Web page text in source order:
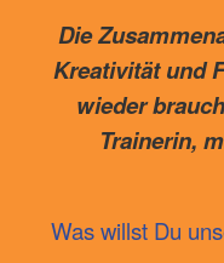
Die
Kreativität und
wieder
Trainerin,
Was willst Du